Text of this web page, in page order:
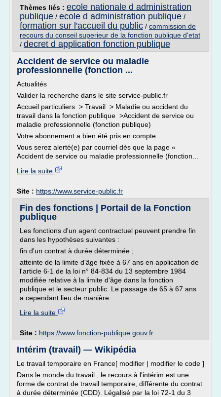
Thèmes liés : ecole nationale d administration
publique / ecole d administration publique /
formation sur l'accueil du public / commission de
recours du conseil superieur de la fonction publique d'etat
/ decret d application fonction publique
Accident de service ou maladie
professionnelle (fonction ...
Actualités
Valider la recherche dans le site service-public.fr
Accueil particuliers > Travail > Maladie ou accident du
travail dans la fonction publique >Accident de service ou
maladie professionnelle (fonction publique)
Votre abonnement a bien été pris en compte.
Vous serez alerté(e) par courriel dès que la page «
Accident de service ou maladie professionnelle (fonction...
Lire la suite
Site : https://www.service-public.fr
Fin des fonctions | Portail de la Fonction
publique
Les fonctions d'un agent contractuel peuvent prendre fin
dans les hypothèses suivantes :
fin d'un contrat à durée déterminée ;
atteinte de la limite d'âge fixée à 67 ans en application de
l'article 6-1 de la loi n° 84-834 du 13 septembre 1984
modifiée relative à la limite d'âge dans la fonction
publique et le secteur public. Le passage de 65 à 67 ans
a cependant lieu de manière...
Lire la suite
Site : https://www.fonction-publique.gouv.fr
Intérim (travail) — Wikipédia
Le travail temporaire en France[ modifier | modifier le code ]
Dans le monde du travail , le recours à l'intérim est une
forme de contrat de travail temporaire, différente du contrat
à durée déterminée (CDD). Légalisé par la loi 72-1 du 3